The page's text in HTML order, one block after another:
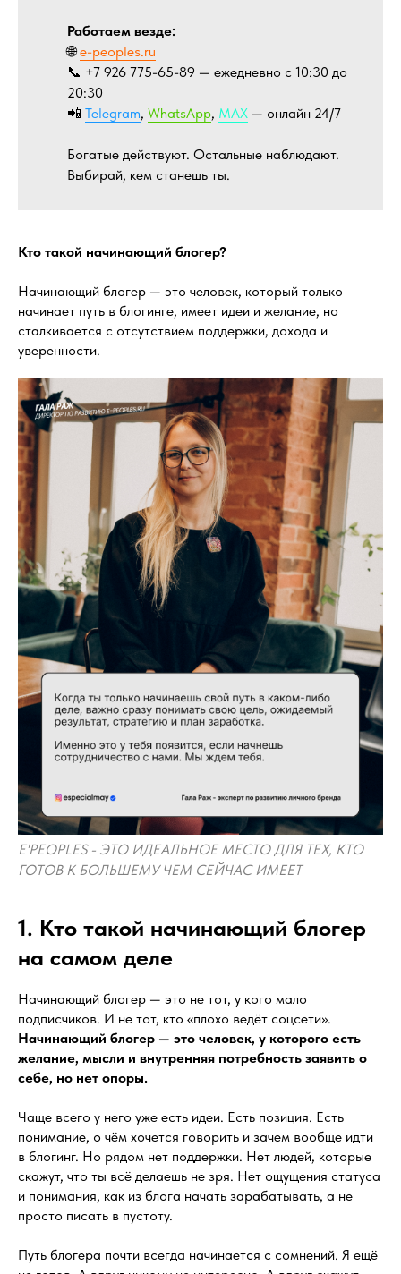
Работаем везде:
🌐e-peoples.ru
📞 +7 926 775-65-89 — ежедневно с 10:30 до
20:30
📲 Telegram, WhatsApp, MAX — онлайн 24/7
Богатые действуют. Остальные наблюдают.
Выбирай, кем станешь ты.
Кто такой начинающий блогер?
Начинающий блогер — это человек, который только
начинает путь в блогинге, имеет идеи и желание, но
сталкивается с отсутствием поддержки, дохода и
уверенности.
E'PEOPLES - ЭТО ИДЕАЛЬНОЕ МЕСТО ДЛЯ ТЕХ, КТО
ГОТОВ К БОЛЬШЕМУ ЧЕМ СЕЙЧАС ИМЕЕТ
1. Кто такой начинающий блогер
на самом деле
Начинающий блогер — это не тот, у кого мало
подписчиков. И не тот, кто «плохо ведёт соцсети».
Начинающий блогер — это человек, у которого есть
желание, мысли и внутренняя потребность заявить о
себе, но нет опоры.
Чаще всего у него уже есть идеи. Есть позиция. Есть
понимание, о чём хочется говорить и зачем вообще идти
в блогинг. Но рядом нет поддержки. Нет людей, которые
скажут, что ты всё делаешь не зря. Нет ощущения статуса
и понимания, как из блога начать зарабатывать, а не
просто писать в пустоту.
Путь блогера почти всегда начинается с сомнений. Я ещё